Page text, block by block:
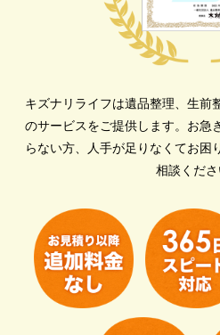
キズナリライフは遺品整理、生前
のサービスをご提供します。 お急
らない方、人手が足りなくてお困
相談くださ